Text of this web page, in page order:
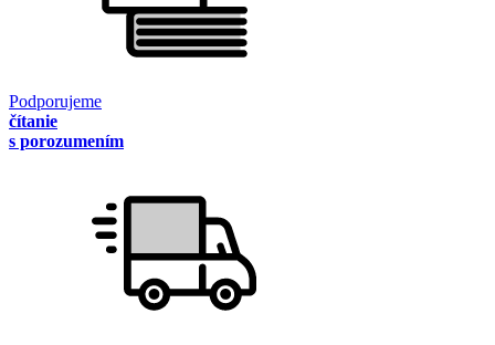
Podporujeme
čítanie
s porozumením